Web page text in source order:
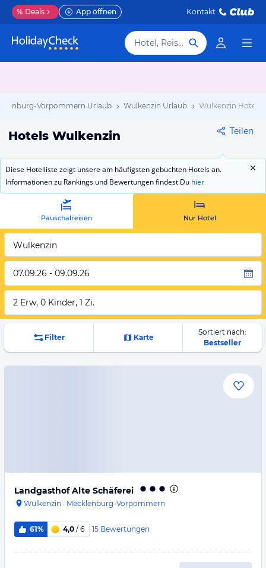
% Deals App öffnen Kontakt
Hotel, Reiseziel
Vorpommern Urlaub Wulkenzin Urlaub Wulkenzin Hotels
Hotels Wulkenzin Teilen
Diese Hotelliste zeigt unsere am häufigsten gebuchten Hotels an.
Informationen zu Rankings und Bewertungen findest Du hier
Pauschalreisen Nur Hotel
Wulkenzin
07.09.26 - 09.09.26
2 Erw, 0 Kinder, 1 Zi.
Filter Karte
Sortiert nach:
Bestseller
Landgasthof Alte Schäferei
Wulkenzin · Mecklenburg-Vorpommern
61% 4,0 / 6 15 Bewertungen